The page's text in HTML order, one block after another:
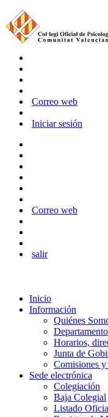
Correo web
Iniciar sesión
Correo web
salir
Inicio
Información
Quiénes
Horarios,
Junta de
Comisiones
Sede electrónica
Colegiación
Baja Colegial
Listado